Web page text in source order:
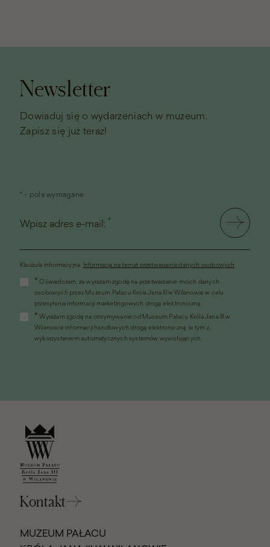
Stopka
Newsletter
Dowiaduj się o wydarzeniach w muzeum.
Zapisz się już teraz!
* - pola wymagane
Wpisz adres e-mail: *
Klauzula informacyjna. Informacja na temat przetwarzania danych osobowych
otworzy
nowym
oknie)
* Oświadczam, że wyrażam zgodę na przetwarzanie moich danych
osobowych przez Muzeum Pałacu Króla Jana III w Wilanowie w celu
przesyłania informacji marketingowych drogą elektroniczną
* Wyrażam zgodę na otrzymywanie od Muzeum Pałacu Króla Jana III w
Wilanowie informacji handlowych drogą elektroniczną, w tym z
wykorzystaniem automatycznych systemów wywołujących
Kontakt
MUZEUM PAŁACU